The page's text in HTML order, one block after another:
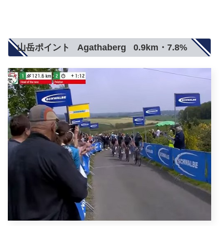
山岳ポイント Agathaberg 0.9km・7.8%